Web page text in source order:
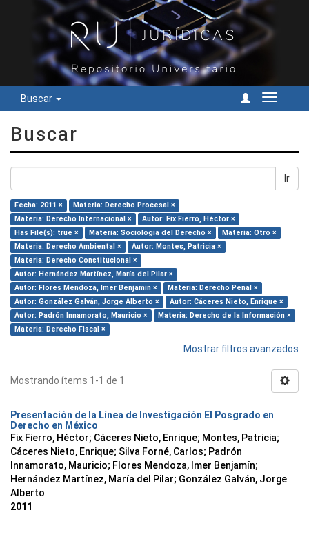
Buscar
Cambiar
Buscar
Ir
Fecha: 2011 ×
Materia: Derecho Procesal ×
Materia: Derecho Internacional ×
Autor: Fix Fierro, Héctor ×
Has File(s): true ×
Materia: Sociología del Derecho ×
Materia: Otro ×
Materia: Derecho Ambiental ×
Autor: Montes, Patricia ×
Materia: Derecho Constitucional ×
Autor: Hernández Martínez, María del Pilar ×
Autor: Flores Mendoza, Imer Benjamín ×
Materia: Derecho Penal ×
Autor: González Galván, Jorge Alberto ×
Autor: Cáceres Nieto, Enrique ×
Autor: Padrón Innamorato, Mauricio ×
Materia: Derecho de la Información ×
Materia: Derecho Fiscal ×
Mostrar filtros avanzados
Mostrando ítems 1-1 de 1
Presentación de la Línea de Investigación El Posgrado en
Derecho en México
Fix Fierro, Héctor; Cáceres Nieto, Enrique; Montes, Patricia;
Cáceres Nieto, Enrique; Silva Forné, Carlos; Padrón
Innamorato, Mauricio; Flores Mendoza, Imer Benjamín;
Hernández Martínez, María del Pilar; González Galván, Jorge
Alberto
2011